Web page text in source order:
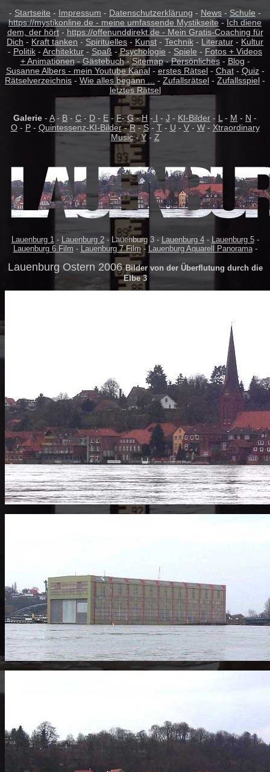
- Startseite - Impressum - Datenschutzerklärung - News - Schule -
https://mystikonline.de - meine umfassende Mystikseite -Ich diene
dem, der hört- https://offenunddirekt.de - Mein Gratis-Coaching für
Dich - Kraft tanken - Spirituelles - Kunst - Technik - Literatur - Kultur
- Politik - Architektur - Spaß -Psychologie - Spiele - Fotos + Videos
+ Animationen - Gästebuch- Sitemap-Persönliches- Blog -
Susanne Albers - mein Youtube Kanal- erstes Rätsel- Chat- Quiz-
Rätselverzeichnis - Wie alles begann ... - Zufallsrätsel - Zufallsspiel -
letztes Rätsel
Galerie - A- B - C - D - E - F-G-H - I - J - KI-Bilder - L - M - N -
O- P- Quintessenz-KI-Bilder-R-S- T- U - V- W- Xtraordinary
Music-Y- Z
Lauenburg 1- Lauenburg 2- Lauenburg 3 - Lauenburg 4- Lauenburg 5-
Lauenburg 6 Film - Lauenburg 7 Film- Lauenburg Aquarell Panorama-
Lauenburg Ostern 2006 Bilder von der Überflutung durch die
Elbe 3